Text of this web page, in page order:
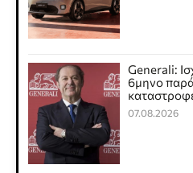
Generali:
6μηνο παρά
07.08.2026